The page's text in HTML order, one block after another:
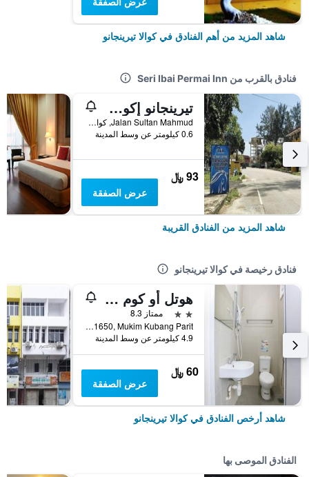
شاهد المزيد من أهم الفنادق في كوالا تيرينجانو
فنادق بالقرب من Seri Ibai Permai Inn
تيرينجانو إكوستريان ريزورت
Jalan Sultan Mahmud, كوالا تيرينجانو, ماليزيا
0.6 كيلومتر عن وسط المدينة
93 ﷼
عرض الصفقة
شاهد المزيد من الفنادق القريبة
فنادق رخيصة في كوالا تيرينجانو
هوتل أو كوم إن بريميوم
2 نجمتين
ممتاز 8.3
Lot PT 1650, Mukim Kubang Parit, كوالا تيرينجانو, ماليزيا
4.9 كيلومتر عن وسط المدينة
60 ﷼
عرض الصفقة
شاهد أرخص الفنادق في كوالا تيرينجانو
الفنادق الموصى بها